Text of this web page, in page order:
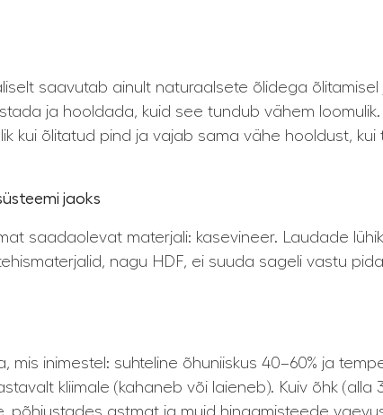
saavutab ainult naturaalsete õlidega
ja hooldada, kuid see tundub vähem
kui õlitatud pind ja vajab sama vähe hooldust,
jaoks
saadaolevat materjali: kasevineer. Laudade
nagu HDF, ei suuda sageli vastu
inimestel: suhteline õhuniiskus 40–60% ja
kliimale (kahaneb või laieneb). Kuiv õhk (alla
põhjustades astmat ja muid hingamisteede